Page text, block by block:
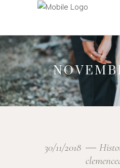
30/11/2018